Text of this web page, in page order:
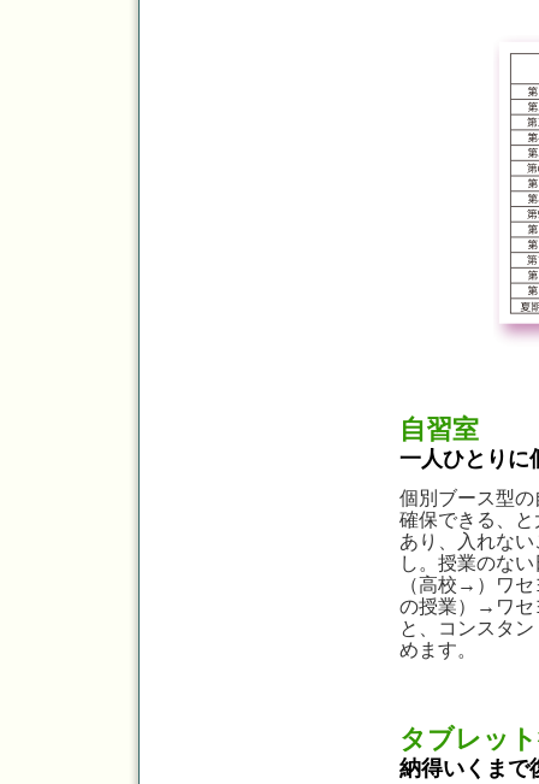
自習室
一人ひとりに
個別ブース型
確保できる、
あり、入れな
し。授業のな
（高校→）ワ
の授業）→ワセ
と、コンスタ
めます。
タブレッ
納得いくまで